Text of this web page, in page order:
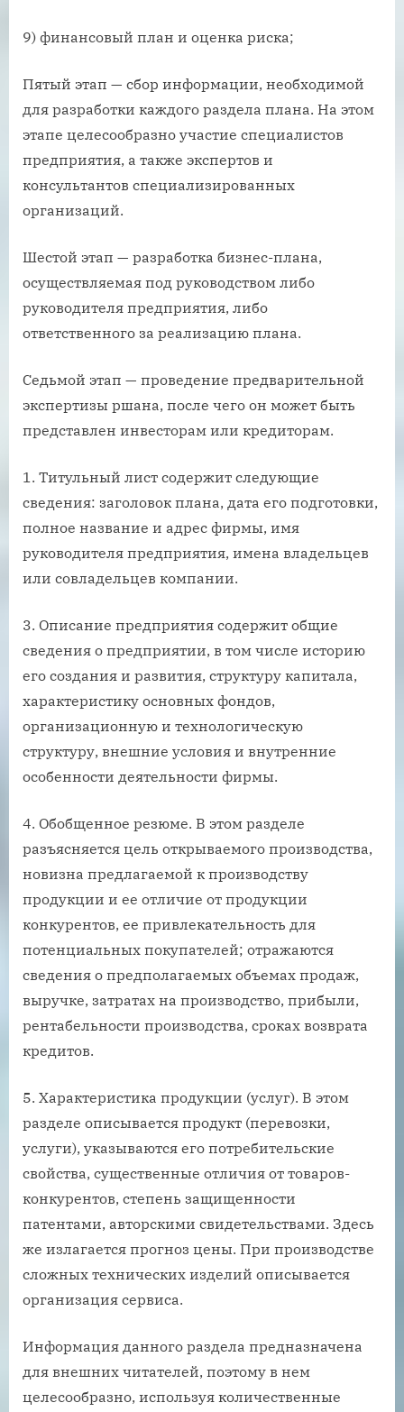
9) финансовый план и оценка риска;
Пятый этап — сбор информации, необходимой
для разработки каждого раздела плана. На этом
этапе целесообразно участие специалистов
предприятия, а также экспертов и
консультантов специализированных
организаций.
Шестой этап — разработка бизнес-плана,
осуществляемая под руководством либо
руководителя предприятия, либо
ответственного за реализацию плана.
Седьмой этап — проведение предварительной
экспертизы ршана, после чего он может быть
представлен инвесторам или кредиторам.
1. Титульный лист содержит следующие
сведения: заголовок плана, дата его подготовки,
полное название и адрес фирмы, имя
руководителя предприятия, имена владельцев
или совладельцев компании.
3. Описание предприятия содержит общие
сведения о предприятии, в том числе историю
его создания и развития, структуру капитала,
характеристику основных фондов,
организационную и технологическую
структуру, внешние условия и внутренние
особенности деятельности фирмы.
4. Обобщенное резюме. В этом разделе
разъясняется цель открываемого производства,
новизна предлагаемой к производству
продукции и ее отличие от продукции
конкурентов, ее привлекательность для
потенциальных покупателей; отражаются
сведения о предполагаемых объемах продаж,
выручке, затратах на производство, прибыли,
рентабельности производства, сроках возврата
кредитов.
5. Характеристика продукции (услуг). В этом
разделе описывается продукт (перевозки,
услуги), указываются его потребительские
свойства, существенные отличия от товаров-
конкурентов, степень защищенности
патентами, авторскими свидетельствами. Здесь
же излагается прогноз цены. При производстве
сложных технических изделий описывается
организация сервиса.
Информация данного раздела предназначена
для внешних читателей, поэтому в нем
целесообразно, используя количественные